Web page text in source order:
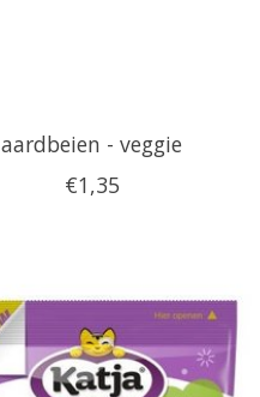
aardbeien - veggie
€1,35